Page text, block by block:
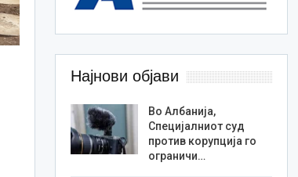
Најнови објави
Во Албанија,
Специјалниот суд
против корупција го
ограничи…